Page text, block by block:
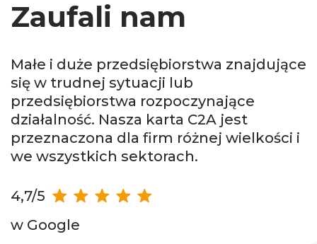
Zaufali nam
Małe i duże przedsiębiorstwa znajdujące
się w trudnej sytuacji lub
przedsiębiorstwa rozpoczynające
działalność. Nasza karta C2A jest
przeznaczona dla firm różnej wielkości i
we wszystkich sektorach.
4,7/5
w Google